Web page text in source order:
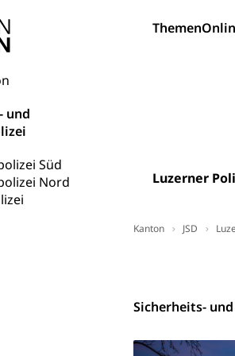
Themen
Luzerner
und
Süd
Nord
Kanton JSD
Sicherheits-
sichere